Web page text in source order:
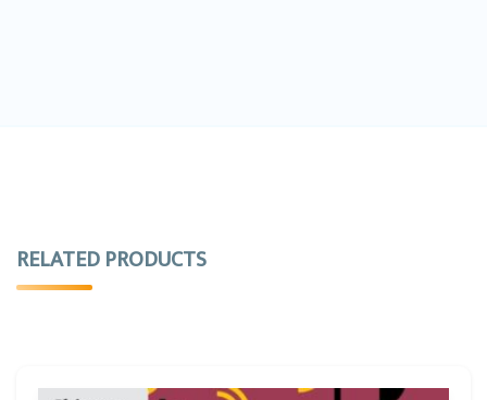
RELATED PRODUCTS